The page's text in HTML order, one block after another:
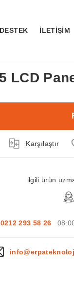
DESTEK İLETİŞİM
LCD
Karşılaştır
ilgili ürün
0212 293 58 26